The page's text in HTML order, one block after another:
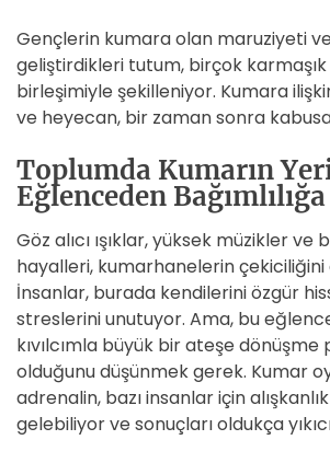
Gençlerin kumara olan maruziyeti
geliştirdikleri tutum, birçok
birleşimiyle şekilleniyor. Kumara
ve heyecan, bir zaman sonra
Toplumda Kumarın
Eğlenceden
Göz alıcı ışıklar, yüksek müzikler ve
hayalleri, kumarhanelerin çekiciliğini
İnsanlar, burada kendilerini özgür
streslerini unutuyor. Ama, bu
kıvılcımla büyük bir ateşe dönüşme
olduğunu düşünmek gerek. Kumar
adrenalin, bazı insanlar için
gelebiliyor ve sonuçları oldukça